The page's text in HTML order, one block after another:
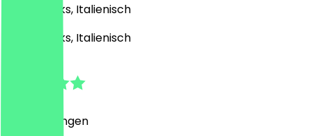
Café, Drinks, Italienisch
Café, Drinks, Italienisch
Bewertungen